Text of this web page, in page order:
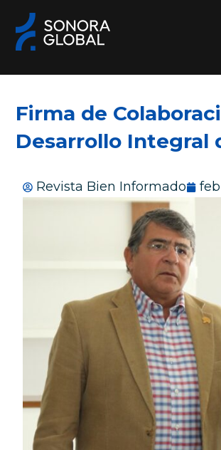
contenido
Firma de
Desarrollo Integral
Revista Bien Informado